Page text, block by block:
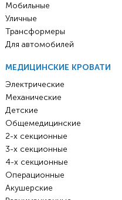
Мобильные
Уличные
Трансформеры
Для автомобилей
МЕДИЦИНСКИЕ КРОВАТИ
Электрические
Механические
Детские
Общемедицинские
2-х секционные
3-х секционные
4-х секционные
Операционные
Акушерские